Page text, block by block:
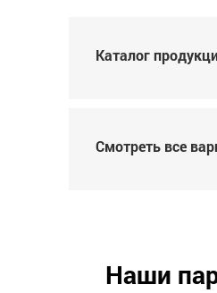
Каталог
Смотреть все
Наши